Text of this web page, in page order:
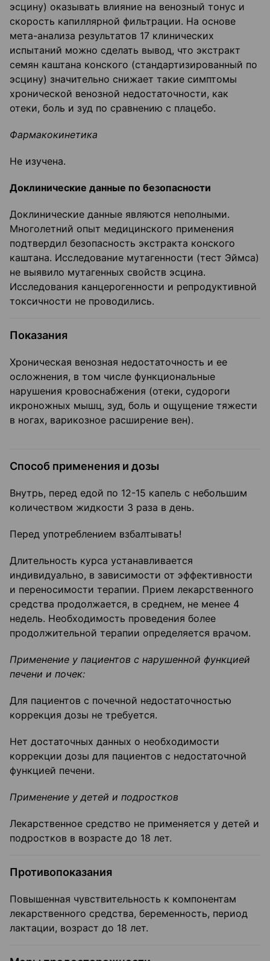
эсцину) оказывать влияние на венозный тонус и
скорость капиллярной фильтрации. На основе
мета-анализа результатов 17 клинических
испытаний можно сделать вывод, что экстракт
семян каштана конского (стандартизированный по
эсцину) значительно снижает такие симптомы
хронической венозной недостаточности, как
отеки, боль и зуд по сравнению с плацебо.
Фармакокинетика
Не изучена.
Доклинические данные по безопасности
Доклинические данные являются неполными.
Многолетний опыт медицинского применения
подтвердил безопасность экстракта конского
каштана. Исследование мутагенности (тест Эймса)
не выявило мутагенных свойств эсцина.
Исследования канцерогенности и репродуктивной
токсичности не проводились.
Показания
Хроническая венозная недостаточность и ее
осложнения, в том числе функциональные
нарушения кровоснабжения (отеки, судороги
икроножных мышц, зуд, боль и ощущение тяжести
в ногах, варикозное расширение вен).
Способ применения и дозы
Внутрь, перед едой по 12-15 капель с небольшим
количеством жидкости 3 раза в день.
Перед употреблением взбалтывать!
Длительность курса устанавливается
индивидуально, в зависимости от эффективности
и переносимости терапии. Прием лекарственного
средства продолжается, в среднем, не менее 4
недель. Необходимость проведения более
продолжительной терапии определяется врачом.
Применение у пациентов с нарушенной функцией
печени и почек:
Для пациентов с почечной недостаточностью
коррекция дозы не требуется.
Нет достаточных данных о необходимости
коррекции дозы для пациентов с недостаточной
функцией печени.
Применение у детей и подростков
Лекарственное средство не применяется у детей и
подростков в возрасте до 18 лет.
Противопоказания
Повышенная чувствительность к компонентам
лекарственного средства, беременность, период
лактации, возраст до 18 лет.